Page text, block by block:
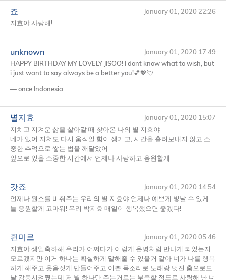
죠
January 01, 2020 22:26
지효야 사랑해!
unknown
January 01, 2020 17:49
HAPPY BIRTHDAY MY LOVELY JISOO! I dont know what to wish, but
i just want to say always be a better you!💕💖💘
— once Indonesia
별지효
January 01, 2020 15:07
지치고 지겨운 삶을 살아갈 때 찾아온 나의 별 지효야
네가 있어 지쳐도 다시 움직일 힘이 생기고, 시간을 흘려보내지 않고 소
중한 추억으로 쌓는 법을 깨달았어
앞으로 있을 소중한 시간에서 언제나 사랑하고 응원할게
갓죠
January 01, 2020 14:54
언제나 원스를 비춰주는 우리의 별 지효야 언제나 예쁘게 빛날 수 있게
늘 응원할게 고마워! 우리 박지효 매일이 행복했으면 좋겠다!
흰미르
January 01, 2020 05:46
지효야 생일축하해 우리가 어쩌다가 이렇게 운명처럼 만나게 되었는지
모르겠지만 이거 하나는 확실하게 말해줄 수 있을거 같아 너가 나를 행복
하게 해주고 웃음짓게 만들어주고 이쁜 목소리로 노래랑 멋진 춤으로도
날 감동시켜줬는데 저 별 하나만 주는거로는 부족할 정도로 사랑해 난 너